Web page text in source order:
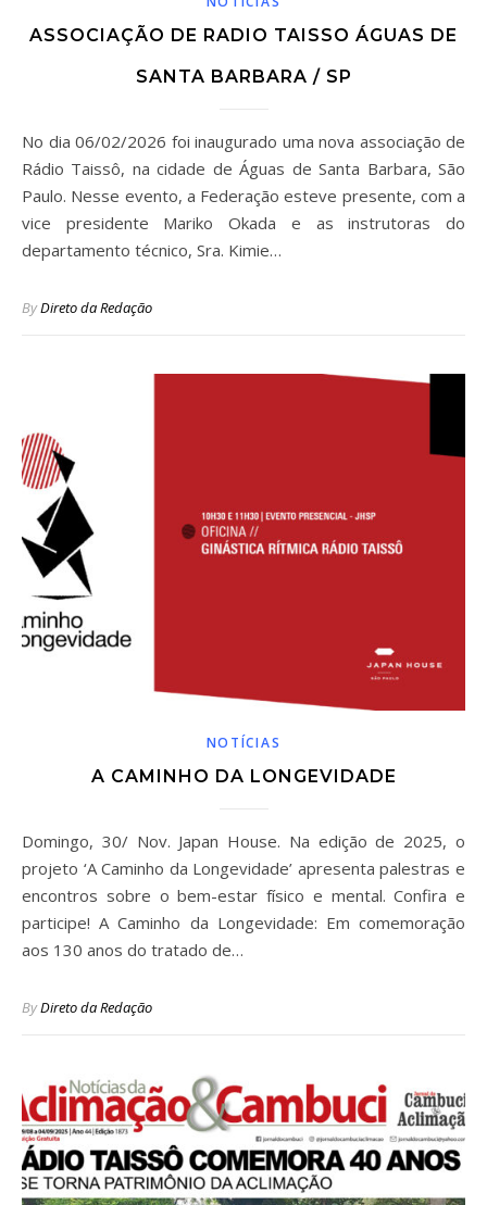
ASSOCIAÇÃO DE RADIO TAISSO ÁGUAS DE
SANTA BARBARA / SP
No dia 06/02/2026 foi inaugurado uma nova associação de
Rádio Taissô, na cidade de Águas de Santa Barbara, São
Paulo. Nesse evento, a Federação esteve presente, com a
vice presidente Mariko Okada e as instrutoras do
departamento técnico, Sra. Kimie…
ByDireto da Redação
NOTÍCIAS
A CAMINHO DA LONGEVIDADE
Domingo, 30/ Nov. Japan House. Na edição de 2025, o
projeto ‘A Caminho da Longevidade’ apresenta palestras e
encontros sobre o bem-estar físico e mental. Confira e
participe! A Caminho da Longevidade: Em comemoração
aos 130 anos do tratado de…
ByDireto da Redação